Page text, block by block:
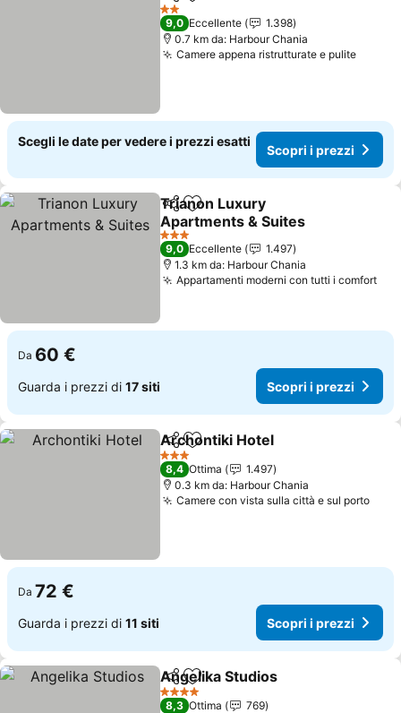
2 Stelle
9,0 Eccellente
1.398
0.7 km da: Harbour Chania
Camere appena ristrutturate e pulite
Scegli le date per vedere i prezzi esatti
Scopri i prezzi
CondividiAggiungi ai preferiti
Trianon Luxury
Apartments & Suites
Scopri i prezzi
3 Stelle
9,0 Eccellente
1.497
1.3 km da: Harbour Chania
Appartamenti moderni con tutti i comfort
Da 60 €
Guarda i prezzi di 17 siti Scopri i prezzi
CondividiAggiungi ai preferiti
Archontiki Hotel
3 Stelle
8,4 Ottima
1.497
0.3 km da: Harbour Chania
Camere con vista sulla città e sul porto
Da 72 €
Guarda i prezzi di 11 siti Scopri i prezzi
CondividiAggiungi ai preferiti
Angelika Studios
4 Stelle
8,3 Ottima
769